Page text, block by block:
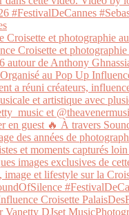
Croisette et photographie au